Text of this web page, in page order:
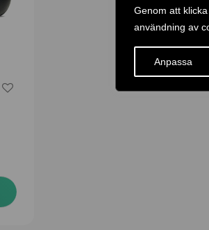
Genom att
användning av
Anpassa